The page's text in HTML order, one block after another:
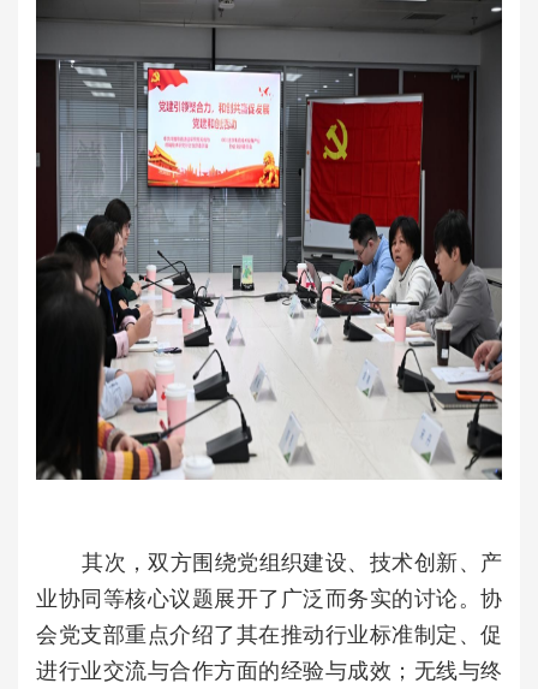
其次，双方围绕党组织建设、技术创新、产
业协同等核心议题展开了广泛而务实的讨论。协
会党支部重点介绍了其在推动行业标准制定、促
进行业交流与合作方面的经验与成效；无线与终